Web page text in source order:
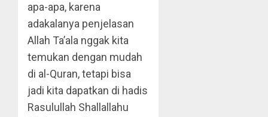
apa-apa, karena
adakalanya penjelasan
Allah Ta’ala nggak kita
temukan dengan mudah
di al-Quran, tetapi bisa
jadi kita dapatkan di hadis
Rasulullah Shallallahu